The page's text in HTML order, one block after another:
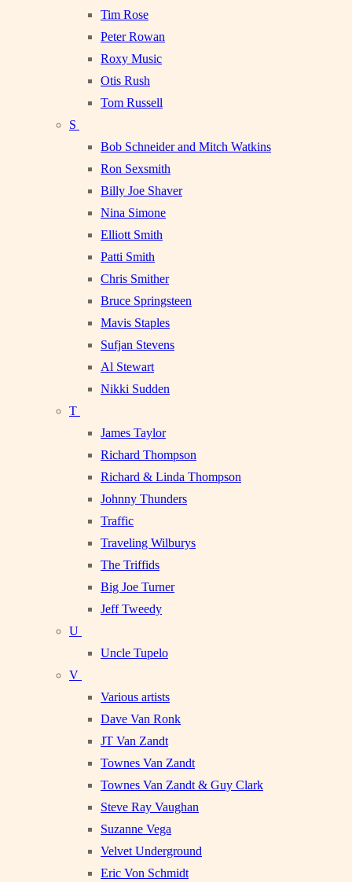
Tim Rose
Peter Rowan
Roxy Music
Otis Rush
Tom Russell
S
Bob Schneider and Mitch Watkins
Ron Sexsmith
Billy Joe Shaver
Nina Simone
Elliott Smith
Patti Smith
Chris Smither
Bruce Springsteen
Mavis Staples
Sufjan Stevens
Al Stewart
Nikki Sudden
T
James Taylor
Richard Thompson
Richard & Linda Thompson
Johnny Thunders
Traffic
Traveling Wilburys
The Triffids
Big Joe Turner
Jeff Tweedy
U
Uncle Tupelo
V
Various artists
Dave Van Ronk
JT Van Zandt
Townes Van Zandt
Townes Van Zandt & Guy Clark
Steve Ray Vaughan
Suzanne Vega
Velvet Underground
Eric Von Schmidt